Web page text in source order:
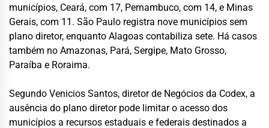
municípios, Ceará, com 17, Pernambuco, com 14, e Minas
Gerais, com 11. São Paulo registra nove municípios sem
plano diretor, enquanto Alagoas contabiliza sete. Há casos
também no Amazonas, Pará, Sergipe, Mato Grosso,
Paraíba e Roraima.
Segundo Venicios Santos, diretor de Negócios da Codex, a
ausência do plano diretor pode limitar o acesso dos
municípios a recursos estaduais e federais destinados a